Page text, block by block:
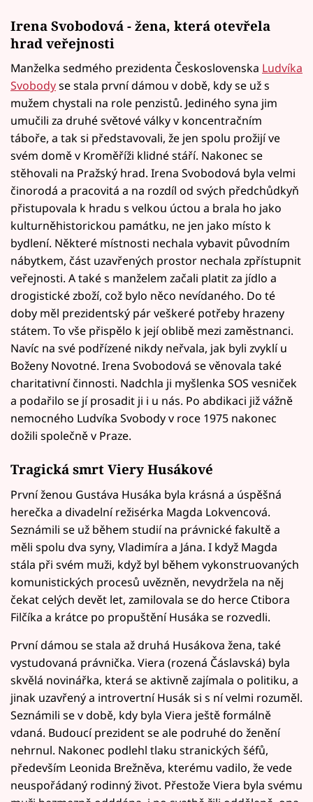
Irena Svobodová - žena, která otevřela
hrad veřejnosti
Manželka sedmého prezidenta Československa Ludvíka
Svobodyse stala první dámou v době, kdy se už s
mužem chystali na role penzistů. Jediného syna jim
umučili za druhé světové války v koncentračním
táboře, a tak si představovali, že jen spolu prožijí ve
svém domě v Kroměříži klidné stáří. Nakonec se
stěhovali na Pražský hrad. Irena Svobodová byla velmi
činorodá a pracovitá a na rozdíl od svých předchůdkyň
přistupovala k hradu s velkou úctou a brala ho jako
kulturněhistorickou památku, ne jen jako místo k
bydlení. Některé místnosti nechala vybavit původním
nábytkem, část uzavřených prostor nechala zpřístupnit
veřejnosti. A také s manželem začali platit za jídlo a
drogistické zboží, což bylo něco nevídaného. Do té
doby měl prezidentský pár veškeré potřeby hrazeny
státem. To vše přispělo k její oblibě mezi zaměstnanci.
Navíc na své podřízené nikdy neřvala, jak byli zvyklí u
Boženy Novotné. Irena Svobodová se věnovala také
charitativní činnosti. Nadchla ji myšlenka SOS vesniček
a podařilo se jí prosadit ji i u nás. Po abdikaci již vážně
nemocného Ludvíka Svobody v roce 1975 nakonec
dožili společně v Praze.
Tragická smrt Viery Husákové
První ženou Gustáva Husáka byla krásná a úspěšná
herečka a divadelní režisérka Magda Lokvencová.
Seznámili se už během studií na právnické fakultě a
měli spolu dva syny, Vladimíra a Jána. I když Magda
stála při svém muži, když byl během vykonstruovaných
komunistických procesů uvězněn, nevydržela na něj
čekat celých devět let, zamilovala se do herce Ctibora
Filčíka a krátce po propuštění Husáka se rozvedli.
První dámou se stala až druhá Husákova žena, také
vystudovaná právnička. Viera (rozená Čáslavská) byla
skvělá novinářka, která se aktivně zajímala o politiku, a
jinak uzavřený a introvertní Husák si s ní velmi rozuměl.
Seznámili se v době, kdy byla Viera ještě formálně
vdaná. Budoucí prezident se ale podruhé do ženění
nehrnul. Nakonec podlehl tlaku stranických šéfů,
především Leonida Brežněva, kterému vadilo, že vede
neuspořádaný rodinný život. Přestože Viera byla svému